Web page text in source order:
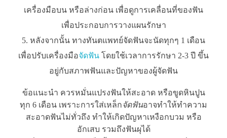
เครื่องมือบน หรือล่างก่อน เพื่อดูการเคลื่อนที่ของฟัน
เพื่อประกอบการวางแผนรักษา
หลังจากนั้น ทางทันตแพทย์จัดฟันจะนัดทุกๆ 1 เดือน
เพื่อปรับเครื่องมือจัดฟัน โดยใช้เวลาการรักษา 2-3 ปี ขึ้น
อยู่กับสภาพฟันและปัญหาของผู้จัดฟัน
ข้อแนะนำ ควรหมั่นแปรงฟันให้สะอาด หรือขูดหินปูน
ทุก 6 เดือน เพราะการใส่เหล็กจัดฟันอาจทำให้ทำความ
สะอาดฟันไม่ทั่วถึง ทำให้เกิดปัญหาเหงือกบวม หรือ
อักเสบ รวมถึงฟันผุได้